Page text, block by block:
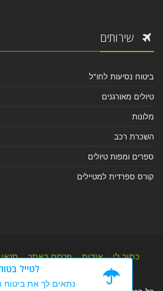
שירותים
ביטוח נסיעות לחו"ל
טיולים מאורגנים
מלונות
השכרת רכב
ספרים ומפות טיולים
קורס ספרדית למטיילים
כתוב לי|אודות|פרסם באתר|
מפת
לטייל
נתאים לך את